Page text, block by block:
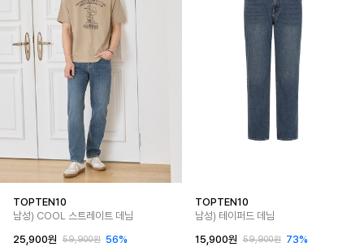
TOPTEN10
남성) COOL 스트레이트 데님
25,900원
59,900원 56%
TOPTEN10
남성) 테이퍼드 데님
15,900원
59,900원 73%